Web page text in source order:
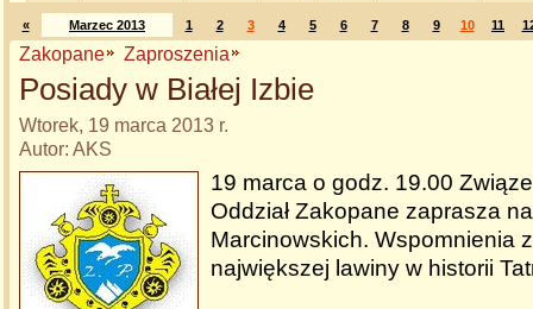
« Marzec 2013 1 2 3 4 5 6 7 8 9 10 11
Zakopane Zaproszenia
Posiady w Białej Izbie
Wtorek, 19 marca 2013 r.
Autor: AKS
19 marca o godz. 19.00
Oddział Zakopane zaprasza
Marcinowskich. Wspomnienia
największej lawiny w historii